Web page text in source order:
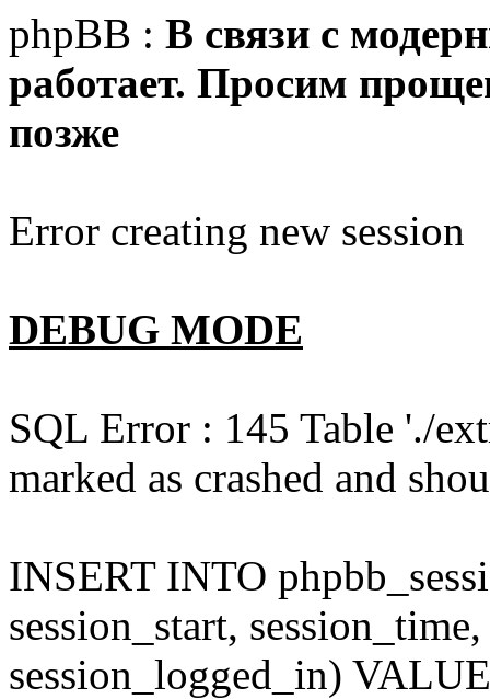
phpBB : В связи с
работает. Просим
позже
Error creating new session
DEBUG MODE
SQL Error : 145 Table './
marked as crashed and
INSERT INTO
session_start,
session_logged_in)